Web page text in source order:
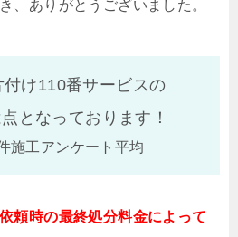
、ありがとうございました。
け110番サービスの
点となっております！
施工アンケート平均
頼時の最終処分料金によって